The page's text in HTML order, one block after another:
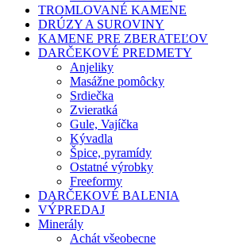
TROMLOVANÉ KAMENE
DRÚZY A SUROVINY
KAMENE PRE ZBERATEĽOV
DARČEKOVÉ PREDMETY
Anjeliky
Masážne pomôcky
Srdiečka
Zvieratká
Gule, Vajíčka
Kývadla
Špice, pyramídy
Ostatné výrobky
Freeformy
DARČEKOVÉ BALENIA
VÝPREDAJ
Minerály
Achát všeobecne